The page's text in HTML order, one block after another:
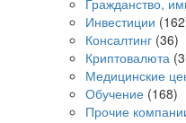
Гражданство,
Инвестиции
Консалтинг (36)
Криптовалюта
Медицинские
Обучение (168)
Прочие